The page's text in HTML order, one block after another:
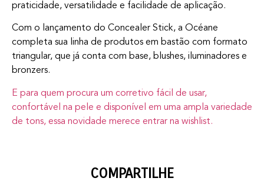
praticidade, versatilidade e facilidade de aplicação.
Com o lançamento do Concealer Stick, a Océane
completa sua linha de produtos em bastão com formato
triangular, que já conta com base, blushes, iluminadores e
bronzers.
E para quem procura um corretivo fácil de usar,
confortável na pele e disponível em uma ampla variedade
de tons, essa novidade merece entrar na wishlist.
COMPARTILHE